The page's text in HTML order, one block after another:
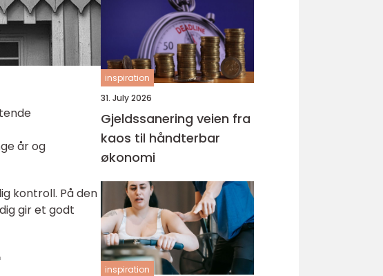
år og
kontroll. På den
gir et godt
inspiration
31. July 2026
Gjeldssanering veien fra
kaos til håndterbar
økonomi
inspiration